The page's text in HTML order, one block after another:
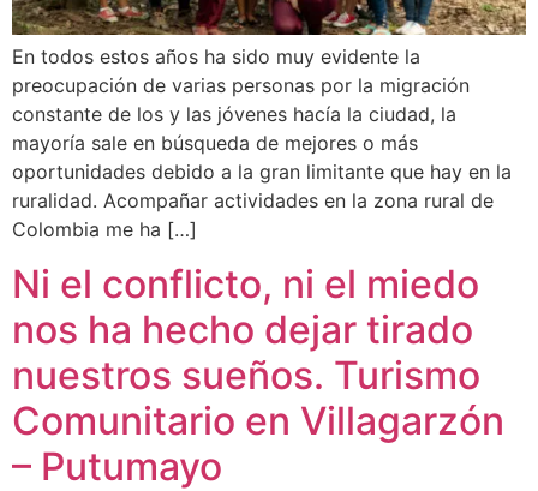
En todos estos años ha sido muy evidente la
preocupación de varias personas por la migración
constante de los y las jóvenes hacía la ciudad, la
mayoría sale en búsqueda de mejores o más
oportunidades debido a la gran limitante que hay en la
ruralidad. Acompañar actividades en la zona rural de
Colombia me ha […]
Ni el conflicto, ni el miedo
nos ha hecho dejar tirado
nuestros sueños. Turismo
Comunitario en Villagarzón
– Putumayo